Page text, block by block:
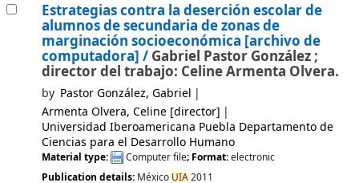
Estrategias contra la deserción escolar de
alumnos de secundaria de zonas de
marginación socioeconómica [archivo de
computadora] / Gabriel Pastor González ;
director del trabajo: Celine Armenta Olvera.
by Pastor González, Gabriel
Armenta Olvera, Celine[director]
Universidad Iberoamericana Puebla Departamento de
Ciencias para el Desarrollo Humano
Material type: Computer file; Format:electronic
Publication details: México UIA2011